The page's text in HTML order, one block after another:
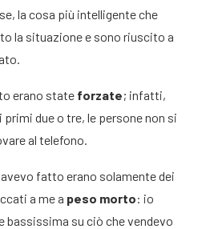
la cosa più intelligente che
la situazione e sono riuscito a
erano state forzate; infatti,
due o tre, le persone non si
al telefono.
fatto erano solamente dei
a me a peso morto: io
bassissima su ciò che vendevo